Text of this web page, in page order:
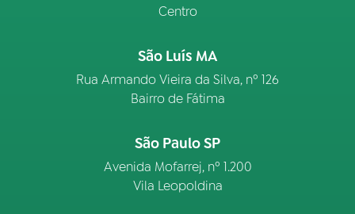
Centro
São Luís MA
Rua Armando Vieira da Silva, nº 126
Bairro de Fátima
São Paulo SP
Avenida Mofarrej, nº 1.200
Vila Leopoldina